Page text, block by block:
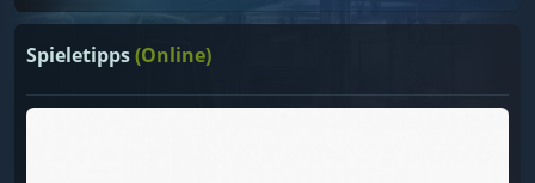
Spieletipps(Online)